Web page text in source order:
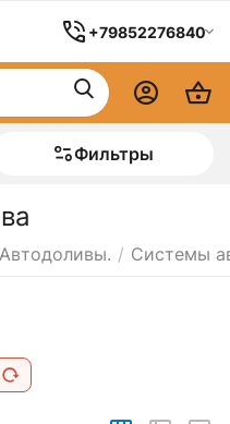
+79852276840
Фильтры
/ Системы